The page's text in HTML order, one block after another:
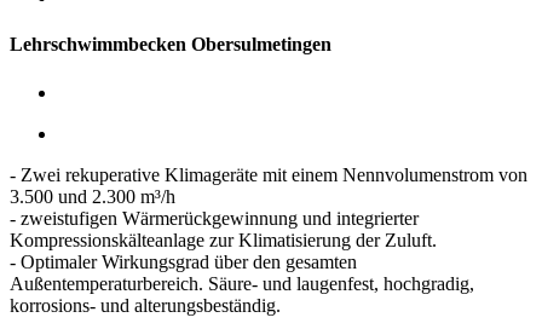
Lehrschwimmbecken Obersulmetingen
- Zwei rekuperative Klimageräte mit einem Nennvolumenstrom von
3.500 und 2.300 m³/h
- zweistufigen Wärmerückgewinnung und integrierter
Kompressionskälteanlage zur Klimatisierung der Zuluft.
- Optimaler Wirkungsgrad über den gesamten
Außentemperaturbereich. Säure- und laugenfest, hochgradig,
korrosions- und alterungsbeständig.